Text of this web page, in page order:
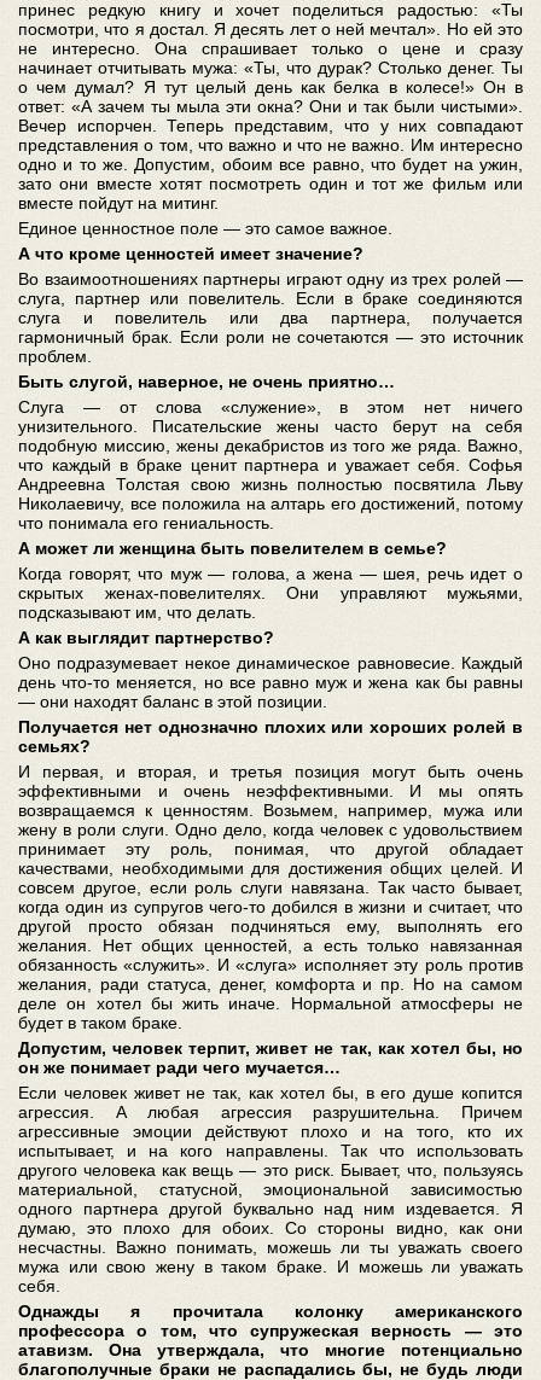
принес редкую книгу и хочет поделиться радостью: «Ты
посмотри, что я достал. Я десять лет о ней мечтал». Но ей это
не интересно. Она спрашивает только о цене и сразу
начинает отчитывать мужа: «Ты, что дурак? Столько денег. Ты
о чем думал? Я тут целый день как белка в колесе!» Он в
ответ: «А зачем ты мыла эти окна? Они и так были чистыми».
Вечер испорчен. Теперь представим, что у них совпадают
представления о том, что важно и что не важно. Им интересно
одно и то же. Допустим, обоим все равно, что будет на ужин,
зато они вместе хотят посмотреть один и тот же фильм или
вместе пойдут на митинг.
Единое ценностное поле — это самое важное.
А что кроме ценностей имеет значение?
Во взаимоотношениях партнеры играют одну из трех ролей —
слуга, партнер или повелитель. Если в браке соединяются
слуга и повелитель или два партнера, получается
гармоничный брак. Если роли не сочетаются — это источник
проблем.
Быть слугой, наверное, не очень приятно…
Слуга — от слова «служение», в этом нет ничего
унизительного. Писательские жены часто берут на себя
подобную миссию, жены декабристов из того же ряда. Важно,
что каждый в браке ценит партнера и уважает себя. Софья
Андреевна Толстая свою жизнь полностью посвятила Льву
Николаевичу, все положила на алтарь его достижений, потому
что понимала его гениальность.
А может ли женщина быть повелителем в семье?
Когда говорят, что муж — голова, а жена — шея, речь идет о
скрытых женах-повелителях. Они управляют мужьями,
подсказывают им, что делать.
А как выглядит партнерство?
Оно подразумевает некое динамическое равновесие. Каждый
день что-то меняется, но все равно муж и жена как бы равны
— они находят баланс в этой позиции.
Получается нет однозначно плохих или хороших ролей в
семьях?
И первая, и вторая, и третья позиция могут быть очень
эффективными и очень неэффективными. И мы опять
возвращаемся к ценностям. Возьмем, например, мужа или
жену в роли слуги. Одно дело, когда человек с удовольствием
принимает эту роль, понимая, что другой обладает
качествами, необходимыми для достижения общих целей. И
совсем другое, если роль слуги навязана. Так часто бывает,
когда один из супругов чего-то добился в жизни и считает, что
другой просто обязан подчиняться ему, выполнять его
желания. Нет общих ценностей, а есть только навязанная
обязанность «служить». И «слуга» исполняет эту роль против
желания, ради статуса, денег, комфорта и пр. Но на самом
деле он хотел бы жить иначе. Нормальной атмосферы не
будет в таком браке.
Допустим, человек терпит, живет не так, как хотел бы, но
он же понимает ради чего мучается…
Если человек живет не так, как хотел бы, в его душе копится
агрессия. А любая агрессия разрушительна. Причем
агрессивные эмоции действуют плохо и на того, кто их
испытывает, и на кого направлены. Так что использовать
другого человека как вещь — это риск. Бывает, что, пользуясь
материальной, статусной, эмоциональной зависимостью
одного партнера другой буквально над ним издевается. Я
думаю, это плохо для обоих. Со стороны видно, как они
несчастны. Важно понимать, можешь ли ты уважать своего
мужа или свою жену в таком браке. И можешь ли уважать
себя.
Однажды я прочитала колонку американского
профессора о том, что супружеская верность — это
атавизм. Она утверждала, что многие потенциально
благополучные браки не распадались бы, не будь люди